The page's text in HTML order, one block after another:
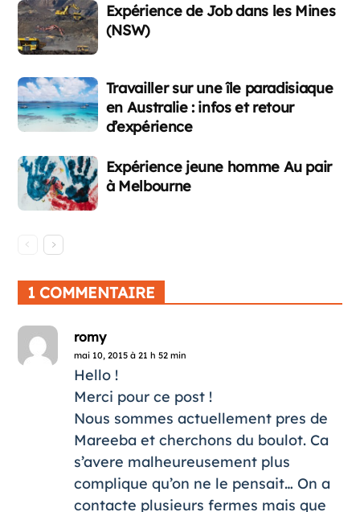
Expérience de Job dans les Mines
(NSW)
Travailler sur une île paradisiaque
en Australie : infos et retour
d’expérience
Expérience jeune homme Au pair
à Melbourne
1 COMMENTAIRE
romy
mai 10, 2015 à 21 h 52 min
Hello !
Merci pour ce post !
Nous sommes actuellement pres de
Mareeba et cherchons du boulot. Ca
s’avere malheureusement plus
complique qu’on ne le pensait… On a
contacte plusieurs fermes mais que